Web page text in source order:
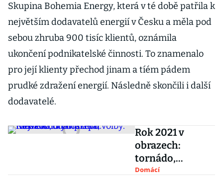
Skupina Bohemia Energy, která v té době patřila k
největším dodavatelů energií v Česku a měla pod
sebou zhruba 900 tisíc klientů, oznámila
ukončení podnikatelské činnosti. To znamenalo
pro její klienty přechod jinam a tíém pádem
prudké zdražení energií. Následně skončili i další
dodavatelé.
Rok 2021 v
obrazech:
tornádo,
olympiáda,
Domácí